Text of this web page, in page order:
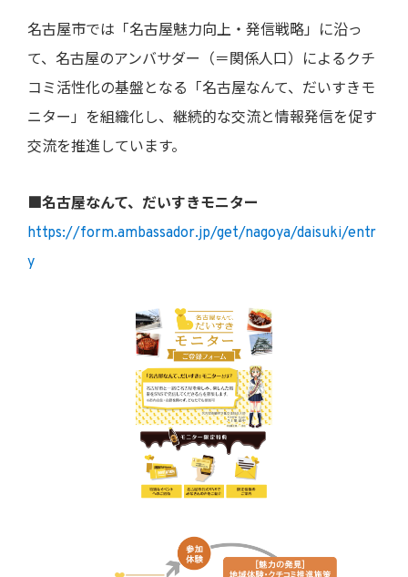
名古屋市では「名古屋魅力向上・発信戦略」に沿っ
て、名古屋のアンバサダー（＝関係人口）によるクチ
コミ活性化の基盤となる「名古屋なんて、だいすきモ
ニター」を組織化し、継続的な交流と情報発信を促す
交流を推進しています。
■名古屋なんて、だいすきモニター
https://form.ambassador.jp/get/nagoya/daisuki/entr
y